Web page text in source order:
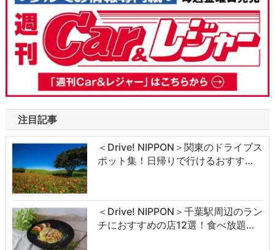
注目記事
＜Drive! NIPPON＞関東のドライブス
ポット集！日帰りで行けるおすす…
＜Drive! NIPPON＞千葉駅周辺のラン
チにおすすめの店12選！食べ放題…